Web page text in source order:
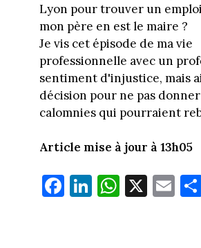
Lyon pour trouver un
mon père en est le maire ?
Je vis cet épisode de ma vie
professionnelle avec un
sentiment d'injustice, mais
décision pour ne pas
calomnies qui pourraient
Article mise à jour à 13h05
Fa
ce
Li
nk
W
ha
X E
m